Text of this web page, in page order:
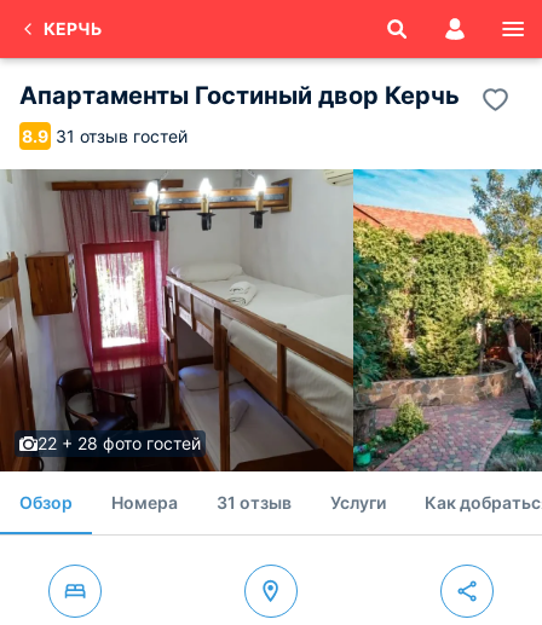
КЕРЧЬ
Апартаменты Гостиный двор Керчь
8.9 31 отзыв гостей
22 + 28 фото гостей
Обзор Номера 31 отзыв Услуги Как